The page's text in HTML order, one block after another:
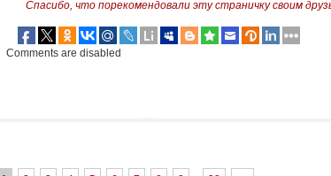
Спасибо, что порекомендовали эту страничку своим
Comments are disabled